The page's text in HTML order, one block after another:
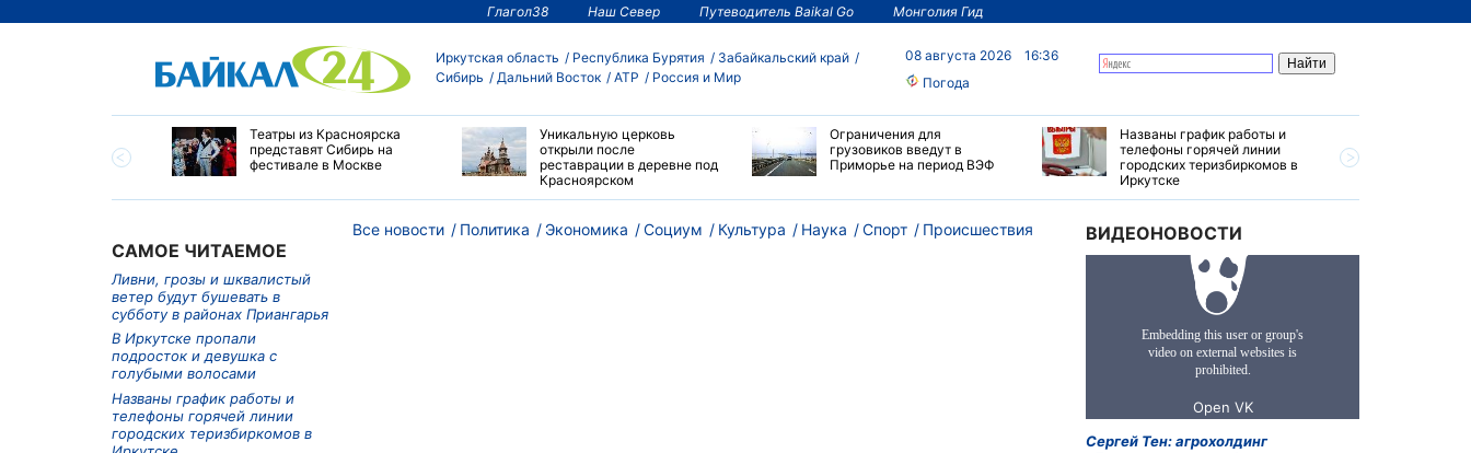
Глагол38 Наш Север Путеводитель Baikal Go Монголия Гид
Иркутская область Республика Бурятия
Забайкальский край
Сибирь
Дальний Восток АТР Россия и Мир
08 августа 2026
16:36
Погода
Алтайского края
и многолетний
Театры из Красноярска
представят Сибирь на
фестивале в Москве
Уникальную церковь
открыли после
реставрации в деревне под
Красноярском
Ограничения для
грузовиков введут в
Приморье на период ВЭФ
Названы график работы и
телефоны горячей линии
городских теризбиркомов в
Иркутске
САМОЕ ЧИТАЕМОЕ
Ливни, грозы и шквалистый
ветер будут бушевать в
субботу в районах Приангарья
В Иркутске пропали
подросток и девушка с
голубыми волосами
Названы график работы и
телефоны горячей линии
городских теризбиркомов в
Все новости Политика Экономика Социум Культура Наука Спорт Происшествия ВИДЕОНОВОСТИ
Сергей Тен: агрохолдинг